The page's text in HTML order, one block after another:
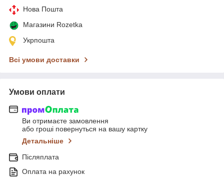
Нова Пошта
Магазини Rozetka
Укрпошта
Всі умови доставки
Умови оплати
Ви отримаєте замовлення
або гроші повернуться на вашу картку
Детальніше
Післяплата
Оплата на рахунок